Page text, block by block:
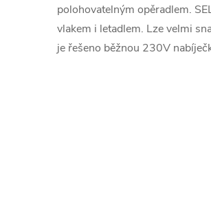
polohovatelným opěradlem.
vlakem i letadlem. Lze velmi
je řešeno běžnou 230V